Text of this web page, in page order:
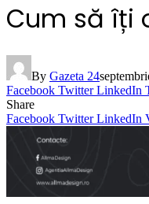
Cum să îți
By Gazeta 24
Facebook Twitter LinkedIn
Share
Facebook Twitter LinkedIn